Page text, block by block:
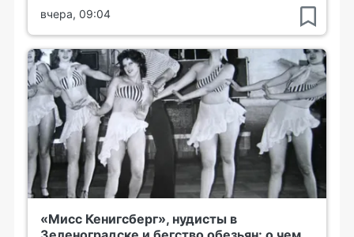
вчера, 09:04
«Мисс Кенигсберг», нудисты в